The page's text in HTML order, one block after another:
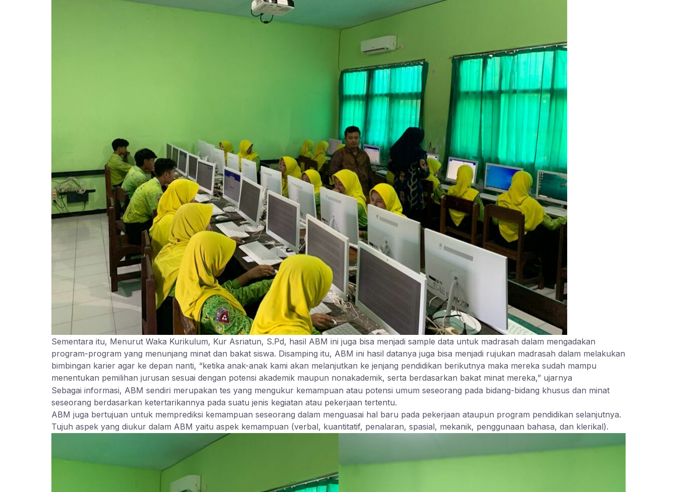
Sementara itu, Menurut Waka Kurikulum, Kur Asriatun, S.Pd, hasil ABM ini juga bisa menjadi sample data untuk madrasah dalam mengadakan
program-program yang menunjang minat dan bakat siswa. Disamping itu, ABM ini hasil datanya juga bisa menjadi rujukan madrasah dalam melakukan
bimbingan karier agar ke depan nanti, “ketika anak-anak kami akan melanjutkan ke jenjang pendidikan berikutnya maka mereka sudah mampu
menentukan pemilihan jurusan sesuai dengan potensi akademik maupun nonakademik, serta berdasarkan bakat minat mereka,” ujarnya
Sebagai informasi, ABM sendiri merupakan tes yang mengukur kemampuan atau potensi umum seseorang pada bidang-bidang khusus dan minat
seseorang berdasarkan ketertarikannya pada suatu jenis kegiatan atau pekerjaan tertentu.
ABM juga bertujuan untuk memprediksi kemampuan seseorang dalam menguasai hal baru pada pekerjaan ataupun program pendidikan selanjutnya.
Tujuh aspek yang diukur dalam ABM yaitu aspek kemampuan (verbal, kuantitatif, penalaran, spasial, mekanik, penggunaan bahasa, dan klerikal).